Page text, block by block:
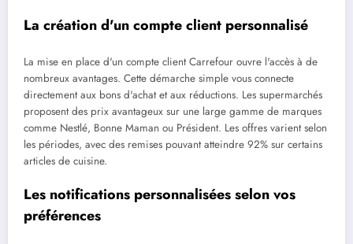
La création d'un compte client personnalisé
La mise en place d'un compte client Carrefour ouvre l'accès à de
nombreux avantages. Cette démarche simple vous connecte
directement aux bons d'achat et aux réductions. Les supermarchés
proposent des prix avantageux sur une large gamme de marques
comme Nestlé, Bonne Maman ou Président. Les offres varient selon
les périodes, avec des remises pouvant atteindre 92% sur certains
articles de cuisine.
Les notifications personnalisées selon vos
préférences